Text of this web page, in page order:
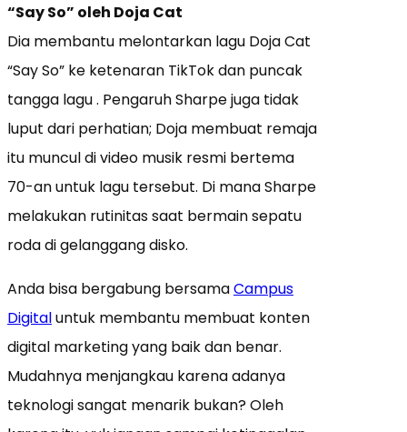
“Say So” oleh Doja Cat
Dia membantu melontarkan lagu Doja Cat
“Say So” ke ketenaran TikTok dan puncak
tangga lagu . Pengaruh Sharpe juga tidak
luput dari perhatian; Doja membuat remaja
itu muncul di video musik resmi bertema
70-an untuk lagu tersebut. Di mana Sharpe
melakukan rutinitas saat bermain sepatu
roda di gelanggang disko.
Anda bisa bergabung bersamaCampus
Digitaluntuk membantu membuat konten
digital marketing yang baik dan benar.
Mudahnya menjangkau karena adanya
teknologi sangat menarik bukan? Oleh